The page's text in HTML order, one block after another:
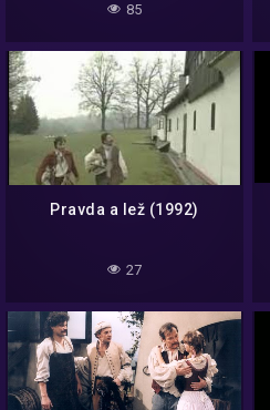
85
Pravda a lež (1992)
27